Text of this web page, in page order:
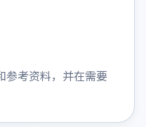
参考资料，并在需要